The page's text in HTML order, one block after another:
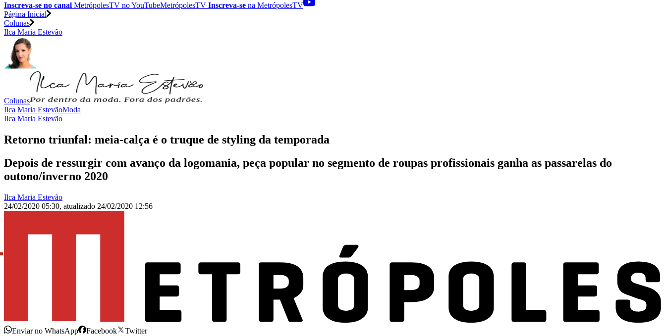
Inscreva-se no canal MetrópolesTV noYouTubeMetrópolesTV Inscreva-se na MetrópolesTV
Página Inicial
Colunas
Ilca Maria Estevão
Colunas
Ilca Maria EstevãoModa
Ilca Maria Estevão
Retorno triunfal: meia-calça é o truque de styling da temporada
Depois de ressurgir com avanço da logomania, peça popular no segmento de roupas profissionais ganha as passarelas do
outono/inverno 2020
Ilca Maria Estevão
24/02/2020 05:30, atualizado 24/02/2020 12:56
Enviar no WhatsApp Facebook
Twitter